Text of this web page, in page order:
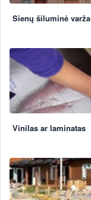
Sienų šiluminė varža
Vinilas ar laminatas